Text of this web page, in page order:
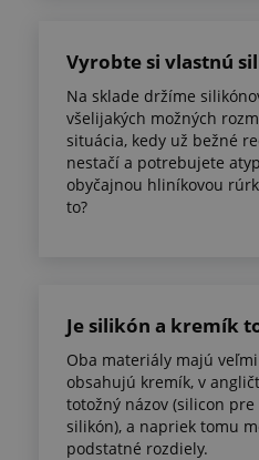
Vyrobte si vlastnú
Na sklade držíme
všelijakých možných
situácia, kedy už bežné
nestačí a potrebujete
obyčajnou hliníkovou
to?
Je silikón a kremík
Oba materiály majú
obsahujú kremík, v
totožný názov (silicon
silikón), a napriek tomu
podstatné rozdiely.